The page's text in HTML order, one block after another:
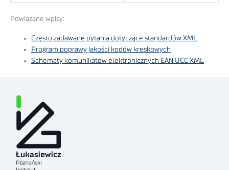
Powiązane wpisy:
Często zadawane pytania dotyczące standardów XML
Program poprawy jakości kodów kreskowych
Schematy komunikatów elektronicznych EAN.UCC XML